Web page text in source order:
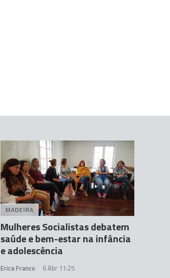
MADEIRA
Mulheres Socialistas debatem
saúde e bem-estar na infância
e adolescência
Erica Franco 6 Abr 11:25